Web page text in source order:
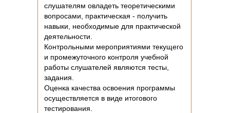
слушателям овладеть теоретическими
вопросами, практическая - получить
навыки, необходимые для практической
деятельности.
Контрольными мероприятиями текущего
и промежуточного контроля учебной
работы слушателей являются тесты,
задания.
Оценка качества освоения программы
осуществляется в виде итогового
тестирования.